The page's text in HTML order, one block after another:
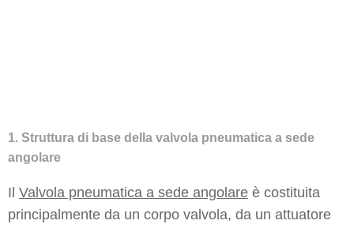
1. Struttura di base della valvola pneumatica a sede
angolare
Il Valvola pneumatica a sede angolare è costituita
principalmente da un corpo valvola, da un attuatore